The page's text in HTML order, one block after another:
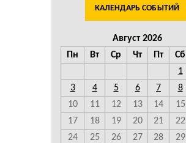
КАЛЕНДАРЬ СОБЫТИЙ
Август 2026
Пн
Вт Ср Чт Пт Сб
1
3
4 5 6 7 8
10
11 12 13 14 15
17
18 19 20 21 22
24
25 26 27 28 29